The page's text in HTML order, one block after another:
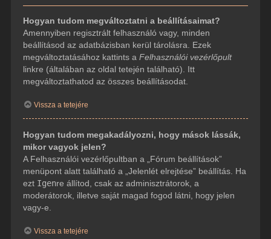
Hogyan tudom megváltoztatni a beállításaimat?
Amennyiben regisztrált felhasználó vagy, minden
beállításod az adatbázisban kerül tárolásra. Ezek
megváltoztatásához kattints a Felhasználói vezérlőpult
linkre (általában az oldal tetején található). Itt
megváltoztathatod az összes beállításodat.
Vissza a tetejére
Hogyan tudom megakadályozni, hogy mások lássák,
mikor vagyok jelen?
A Felhasználói vezérlőpultban a „Fórum beállítások”
menüpont alatt található a „Jelenlét elrejtése” beállítás. Ha
ezt Igenre állítod, csak az adminisztrátorok, a
moderátorok, illetve saját magad fogod látni, hogy jelen
vagy-e.
Vissza a tetejére